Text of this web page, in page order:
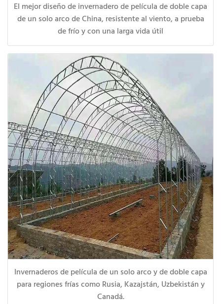
El mejor diseño de invernadero de película de doble capa
de un solo arco de China, resistente al viento, a prueba
de frío y con una larga vida útil
Invernaderos de película de un solo arco y de doble capa
para regiones frías como Rusia, Kazajstán, Uzbekistán y
Canadá.